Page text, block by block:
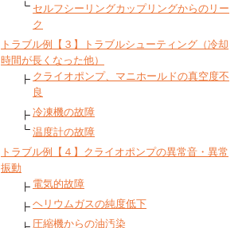
セルフシーリングカップリングからのリー
ク
トラブル例【３】トラブルシューティング（冷却
時間が長くなった他）
クライオポンプ、マニホールドの真空度不
良
冷凍機の故障
温度計の故障
トラブル例【４】クライオポンプの異常音・異常
振動
電気的故障
ヘリウムガスの純度低下
圧縮機からの油汚染